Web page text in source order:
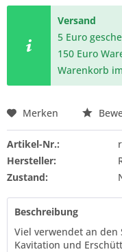
Versand
5 Euro
150 Euro
Warenkorb
Merken
Artikel-Nr.:
Hersteller:
Zustand:
Beschreibung
Viel verwendet an
Kavitation und